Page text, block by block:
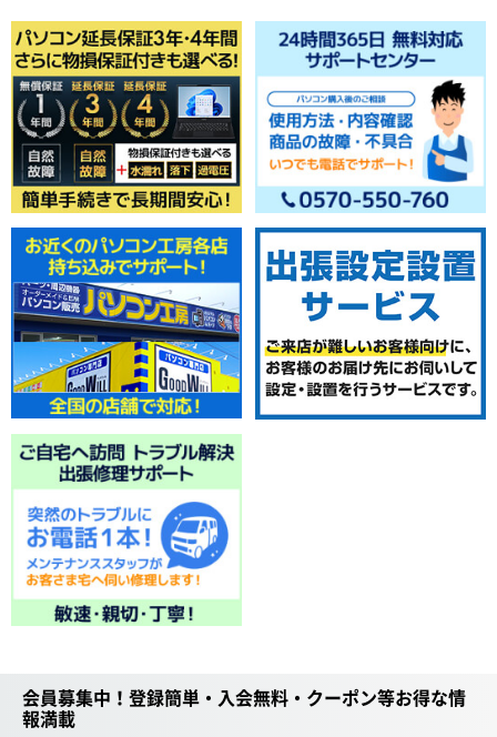
会員募集中！登録簡単・入会無料・クーポン等お得な情
報満載